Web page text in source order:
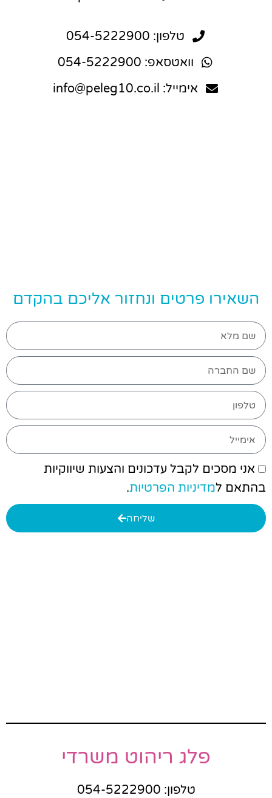
טלפון: 054-5222900
וואטסאפ: 054-5222900
אימייל: info@peleg10.co.il
השאירו פרטים ונחזור אליכם בהקדם
אני מסכים לקבל עדכונים והצעות שיווקיות
בהתאם למדיניות הפרטיות.
שליחה
פלג ריהוט משרדי
טלפון: 054-5222900